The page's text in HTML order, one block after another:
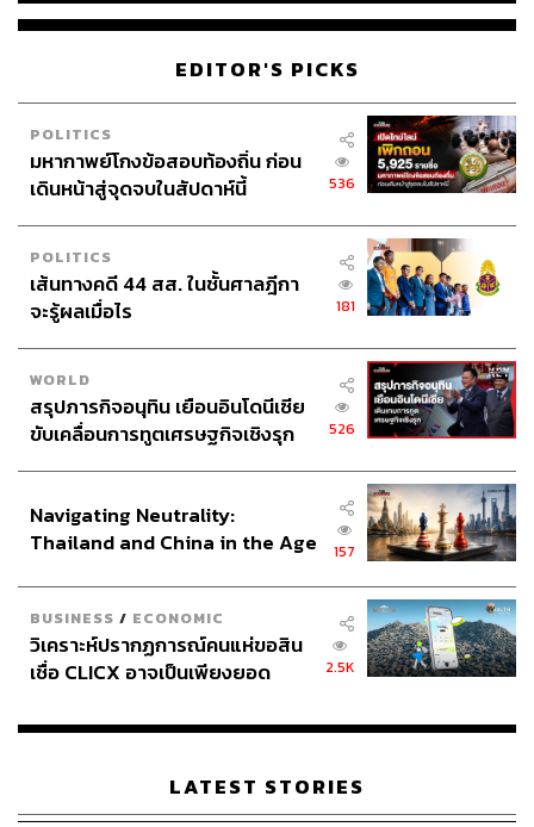
EDITOR'S PICKS
POLITICS
มหากาพย์โกงข้อสอบท้องถิ่น ก่อน
เดินหน้าสู่จุดจบในสัปดาห์นี้
536
POLITICS
เส้นทางคดี 44 สส. ในชั้นศาลฎีกา
จะรู้ผลเมื่อไร
181
WORLD
สรุปภารกิจอนุทิน เยือนอินโดนีเซีย
ขับเคลื่อนการทูตเศรษฐกิจเชิงรุก
526
Navigating Neutrality:
Thailand and China in the Age
157
BUSINESS / ECONOMIC
วิเคราะห์ปรากฏการณ์คนแห่ขอสิน
เชื่อ CLICX อาจเป็นเพียงยอด
เรือนไทยที่ถูกซุกไว้
2.5K
LATEST STORIES